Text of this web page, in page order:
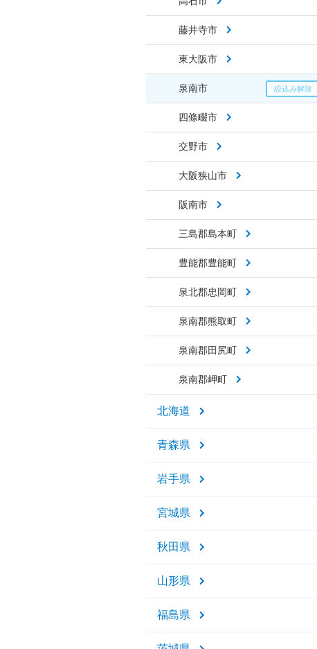
藤井寺市
東大阪市
泉南市
四條畷市
交野市
大阪狭山市
阪南市
三島郡島本町
豊能郡豊能町
泉北郡忠岡町
泉南郡熊取町
泉南郡田尻町
泉南郡岬町
北海道
青森県
岩手県
宮城県
秋田県
山形県
福島県